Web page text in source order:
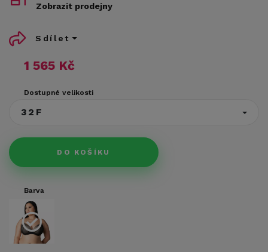
1 565 Kč
Dostupné velikosti
32F
DO KOŠÍKU
Zobrazit prodejny
Sdílet
Barva